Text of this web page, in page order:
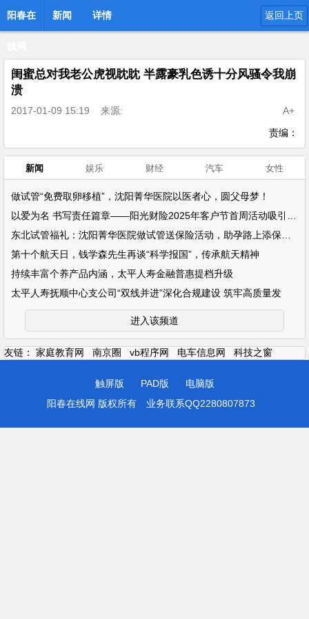
阳春在 新闻 详情 返回上页
闺蜜总对我老公虎视眈眈 半露豪乳色诱十分风骚令我崩
溃
2017-01-09 15:19 来源:
A+
责编：
新闻 娱乐 财经 汽车 女性
做试管“免费取卵移植”，沈阳菁华医院以医者心，圆父母梦！
第十个航天日，钱学森先生再谈“科学报国”，传承航天精神
持续丰富个养产品内涵，太平人寿金融普惠提档升级
太平人寿抚顺中心支公司“双线并进”深化合规建设 筑牢高质量发
进入该频道
友链： 家庭教育网 南京圈 vb程序网 电车信息网 科技之窗
触屏版 PAD版
电脑版
阳春在线网 版权所有
业务联系QQ2280807873